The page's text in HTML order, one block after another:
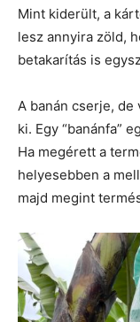
Mint kiderült, a
lesz annyira zöld,
betakarítás is
A banán cserje, de
ki. Egy “banánfa”
Ha megérett a
helyesebben a
majd megint